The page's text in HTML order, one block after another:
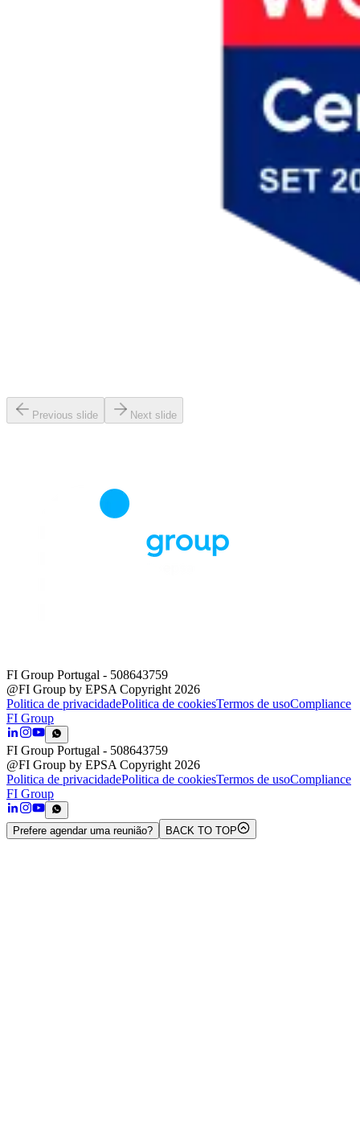
Previous slide Next slide
FI Group Portugal - 508643759
@FI Group by EPSA Copyright 2026
Politica de privacidadePolitica de cookiesTermos de usoCompliance
FI Group
FI Group Portugal - 508643759
@FI Group by EPSA Copyright 2026
Politica de privacidadePolitica de cookiesTermos de usoCompliance
FI Group
Prefere agendar uma reunião? BACK TO TOP